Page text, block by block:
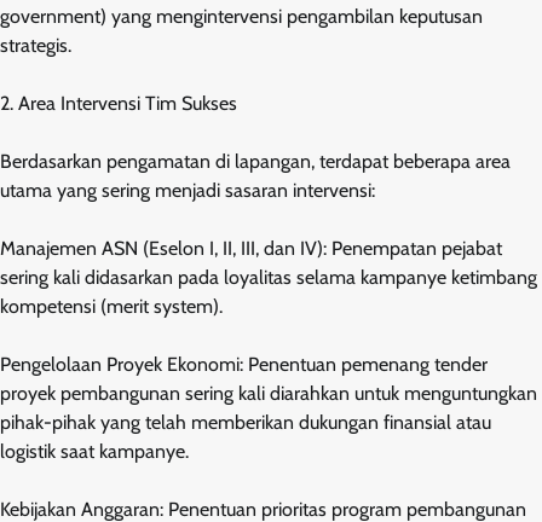
government) yang mengintervensi pengambilan keputusan
strategis.
2. Area Intervensi Tim Sukses
Berdasarkan pengamatan di lapangan, terdapat beberapa area
utama yang sering menjadi sasaran intervensi:
Manajemen ASN (Eselon I, II, III, dan IV): Penempatan pejabat
sering kali didasarkan pada loyalitas selama kampanye ketimbang
kompetensi (merit system).
Pengelolaan Proyek Ekonomi: Penentuan pemenang tender
proyek pembangunan sering kali diarahkan untuk menguntungkan
pihak-pihak yang telah memberikan dukungan finansial atau
logistik saat kampanye.
Kebijakan Anggaran: Penentuan prioritas program pembangunan